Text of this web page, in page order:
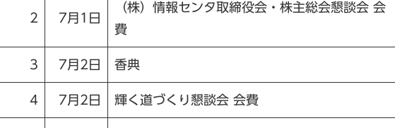
2 7月1日
（株）情報センタ取締役会・株主総会懇談会 会
費
3 7月2日 香典
4 7月2日 輝く道づくり懇談会 会費